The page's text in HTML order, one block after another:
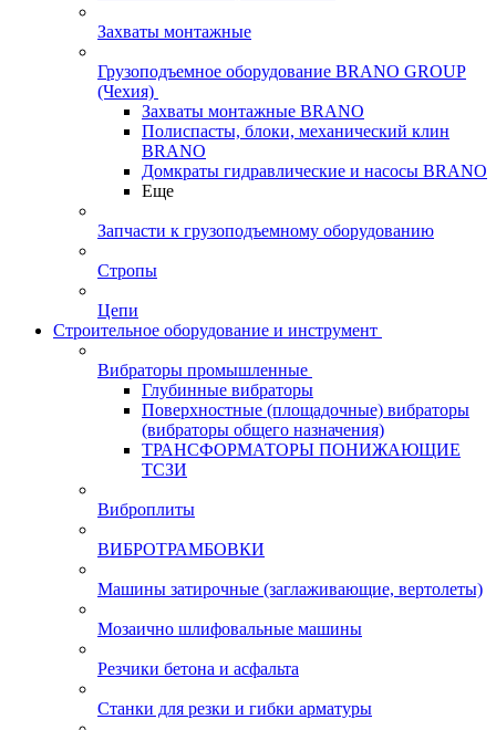
Захваты монтажные
Грузоподъемное оборудование BRANO GROUP
(Чехия)
Захваты монтажные BRANO
Полиспасты, блоки, механический клин
BRANO
Домкраты гидравлические и насосы BRANO
Еще
Запчасти к грузоподъемному оборудованию
Стропы
Цепи
Строительное оборудование и инструмент
Вибраторы промышленные
Глубинные вибраторы
Поверхностные (площадочные) вибраторы
(вибраторы общего назначения)
ТРАНСФОРМАТОРЫ ПОНИЖАЮЩИЕ
ТСЗИ
Виброплиты
ВИБРОТРАМБОВКИ
Машины затирочные (заглаживающие, вертолеты)
Мозаично шлифовальные машины
Резчики бетона и асфальта
Станки для резки и гибки арматуры